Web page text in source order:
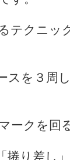
テクニッ
スを３周
ークを回
捲り差し